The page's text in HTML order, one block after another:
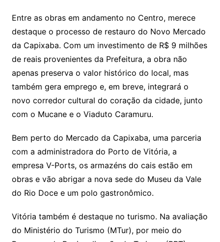
Entre as obras em andamento no Centro, merece
destaque o processo de restauro do Novo Mercado
da Capixaba. Com um investimento de R$ 9 milhões
de reais provenientes da Prefeitura, a obra não
apenas preserva o valor histórico do local, mas
também gera emprego e, em breve, integrará o
novo corredor cultural do coração da cidade, junto
com o Mucane e o Viaduto Caramuru.
Bem perto do Mercado da Capixaba, uma parceria
com a administradora do Porto de Vitória, a
empresa V-Ports, os armazéns do cais estão em
obras e vão abrigar a nova sede do Museu da Vale
do Rio Doce e um polo gastronômico.
Vitória também é destaque no turismo. Na avaliação
do Ministério do Turismo (MTur), por meio do